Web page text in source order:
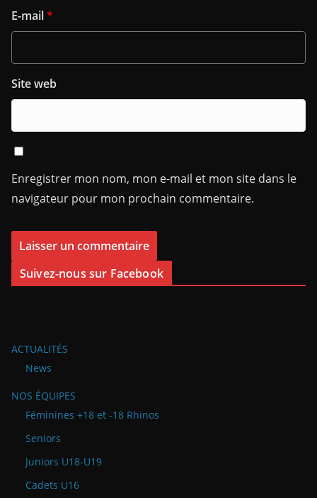
E-mail*
Site web
Enregistrer mon nom, mon e-mail et mon site dans le
navigateur pour mon prochain commentaire.
Suivez-nous sur Facebook
ACTUALITÉS
News
NOS ÉQUIPES
Féminines +18 et -18 Rhinos
Seniors
Juniors U18-U19
Cadets U16